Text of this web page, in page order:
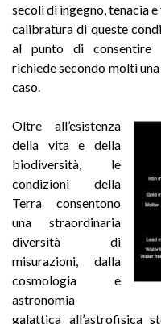
secoli di ingegno, tenacia
calibratura di queste
al punto di consentire
richiede secondo molti
caso.
Oltre all’esistenza
della vita e della
biodiversità, le
condizioni della
Terra consentono
una straordinaria
diversità di
misurazioni, dalla
cosmologia e
astronomia
galattica all’astrofisica